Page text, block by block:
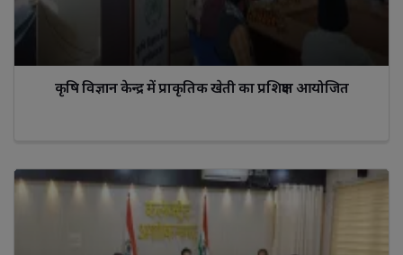
कृषि विज्ञान केन्‍द्र में प्राकृतिक खेती का प्रशिक्षण आयोजित